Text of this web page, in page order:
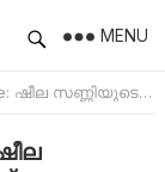
MENU
വെച്ചത് മരുമകളുടെ അനുജത്തി; കൃത്യത്തിന് നയിച്ചത്…